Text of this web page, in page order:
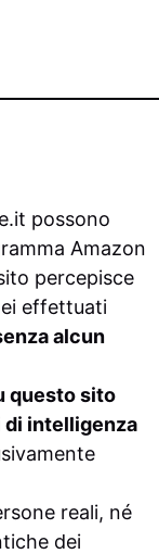
possono
Amazon
percepisce
effettuati
alcun
questo sito
di intelligenza
reali, né
dei